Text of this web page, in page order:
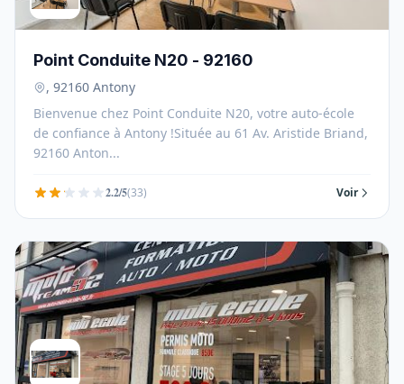
Point Conduite N20 - 92160
, 92160 Antony
Bienvenue chez Point Conduite N20, votre auto-école
de confiance à Antony !Située au 61 Av. Aristide Briand,
92160 Anton...
2.2/5(33) Voir